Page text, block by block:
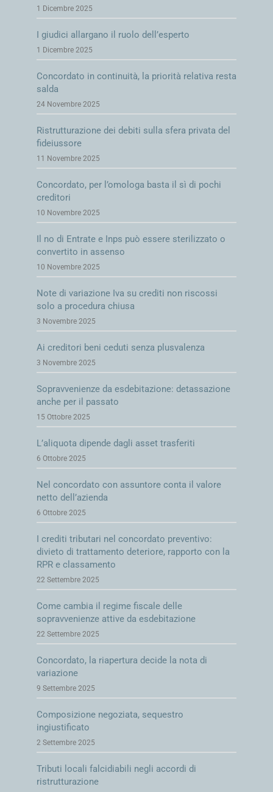
1 Dicembre 2025
I giudici allargano il ruolo dell’esperto
1 Dicembre 2025
Concordato in continuità, la priorità relativa resta
salda
24 Novembre 2025
Ristrutturazione dei debiti sulla sfera privata del
fideiussore
11 Novembre 2025
Concordato, per l’omologa basta il sì di pochi
creditori
10 Novembre 2025
Il no di Entrate e Inps può essere sterilizzato o
convertito in assenso
10 Novembre 2025
Note di variazione Iva su crediti non riscossi
solo a procedura chiusa
3 Novembre 2025
Ai creditori beni ceduti senza plusvalenza
3 Novembre 2025
Sopravvenienze da esdebitazione: detassazione
anche per il passato
15 Ottobre 2025
L’aliquota dipende dagli asset trasferiti
6 Ottobre 2025
Nel concordato con assuntore conta il valore
netto dell’azienda
6 Ottobre 2025
I crediti tributari nel concordato preventivo:
divieto di trattamento deteriore, rapporto con la
RPR e classamento
22 Settembre 2025
Come cambia il regime fiscale delle
sopravvenienze attive da esdebitazione
22 Settembre 2025
Concordato, la riapertura decide la nota di
variazione
9 Settembre 2025
Composizione negoziata, sequestro
ingiustificato
2 Settembre 2025
Tributi locali falcidiabili negli accordi di
ristrutturazione